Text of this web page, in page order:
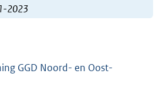
2023
GGD Noord- en Oost-